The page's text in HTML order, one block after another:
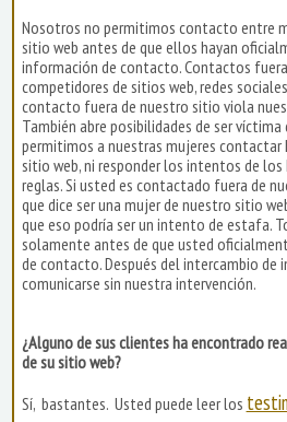
Nosotros no permitimos contacto entre
sitio web antes de que ellos hayan
información de contacto. Contactos
competidores de sitios web, redes
contacto fuera de nuestro sitio viola
También abre posibilidades de ser
permitimos a nuestras mujeres contactar
sitio web, ni responder los intentos de
reglas. Si usted es contactado fuera de
que dice ser una mujer de nuestro sitio
que eso podría ser un intento de estafa.
solamente antes de que usted
de contacto. Después del intercambio de
comunicarse sin nuestra intervención.
¿Alguno de sus clientes ha encontrado
de su sitio web?
Sí, bastantes. Usted puede leer los